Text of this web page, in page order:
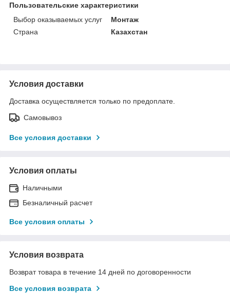
Пользовательские характеристики
Выбор оказываемых услуг
Монтаж
Страна
Казахстан
Условия доставки
Доставка осуществляется только по предоплате.
Самовывоз
Все условия доставки
Условия оплаты
Наличными
Безналичный расчет
Все условия оплаты
Условия возврата
Возврат товара в течение 14 дней по договоренности
Все условия возврата